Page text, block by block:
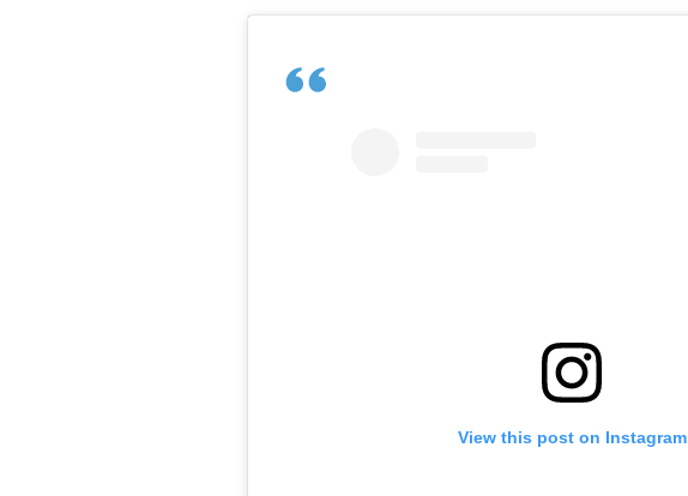
View this post on Instagram